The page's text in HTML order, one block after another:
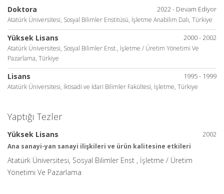
2022 - Devam Ediyor
Doktora
Atatürk Üniversitesi, Sosyal Bilimler Enstitüsü, İşletme Anabilim Dalı, Türkiye
2000 - 2002
Yüksek Lisans
Atatürk Üniversitesi, Sosyal Bilimler Enst., İşletme / Üretim Yönetimi Ve
Pazarlama, Türkiye
1995 - 1999
Lisans
Atatürk Üniversitesi, İktisadi ve İdari Bilimler Fakültesi, İşletme, Türkiye
Yaptığı Tezler
2002
Yüksek Lisans
Ana sanayi-yan sanayi ilişkileri ve ürün kalitesine etkileri
Atatürk Üniversitesi, Sosyal Bilimler Enst , İşletme / Üretim
Yönetimi Ve Pazarlama